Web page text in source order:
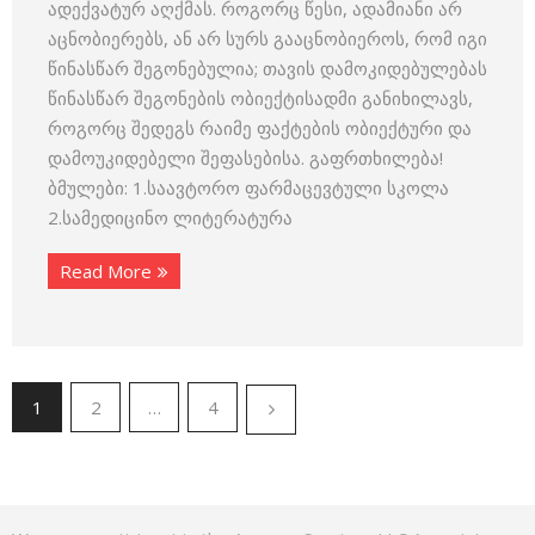
ადექვატურ აღქმას. როგორც წესი, ადამიანი არ
აცნობიერებს, ან არ სურს გააცნობიეროს, რომ იგი
წინასწარ შეგონებულია; თავის დამოკიდებულებას
წინასწარ შეგონების ობიექტისადმი განიხილავს,
როგორც შედეგს რაიმე ფაქტების ობიექტური და
დამოუკიდებელი შეფასებისა. გაფრთხილება!
ბმულები: 1.საავტორო ფარმაცევტული სკოლა
2.სამედიცინო ლიტერატურა
Read More
1 2 … 4